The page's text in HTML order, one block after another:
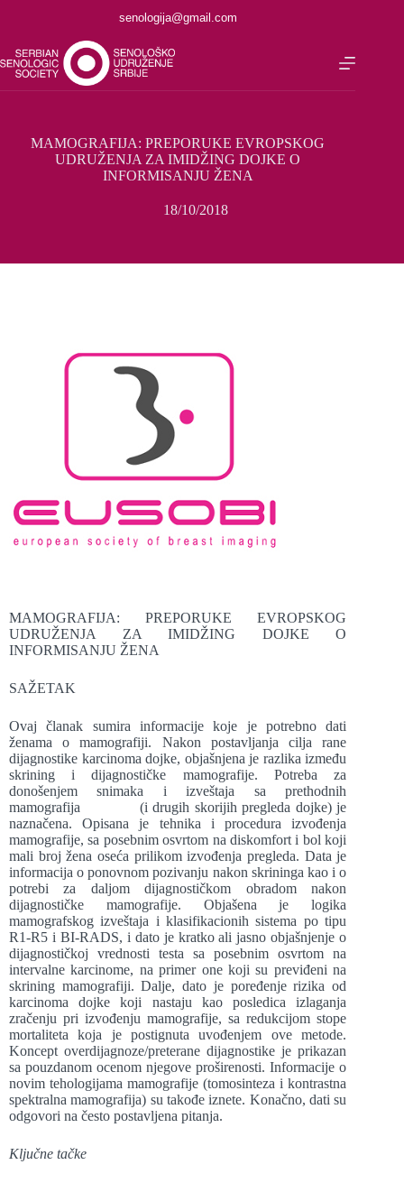
senologija@gmail.com
MAMOGRAFIJA: PREPORUKE EVROPSKOG
UDRUŽENJA ZA IMIDŽING DOJKE O
INFORMISANJU ŽENA
18/10/2018
MAMOGRAFIJA: PREPORUKE EVROPSKOG
UDRUŽENJA ZA IMIDŽING DOJKE O
INFORMISANJU ŽENA
SAŽETAK
Ovaj članak sumira informacije koje je potrebno dati
ženama o mamografiji. Nakon postavljanja cilja rane
dijagnostike karcinoma dojke, objašnjena je razlika između
skrining i dijagnostičke mamografije. Potreba za
donošenjem snimaka i izveštaja sa prethodnih
mamografija (i drugih skorijih pregleda dojke) je
naznačena. Opisana je tehnika i procedura izvođenja
mamografije, sa posebnim osvrtom na diskomfort i bol koji
mali broj žena oseća prilikom izvođenja pregleda. Data je
informacija o ponovnom pozivanju nakon skrininga kao i o
potrebi za daljom dijagnostičkom obradom nakon
dijagnostičke mamografije. Objašena je logika
mamografskog izveštaja i klasifikacionih sistema po tipu
R1-R5 i BI-RADS, i dato je kratko ali jasno objašnjenje o
dijagnostičkoj vrednosti testa sa posebnim osvrtom na
intervalne karcinome, na primer one koji su previđeni na
skrining mamografiji. Dalje, dato je poređenje rizika od
karcinoma dojke koji nastaju kao posledica izlaganja
zračenju pri izvođenju mamografije, sa redukcijom stope
mortaliteta koja je postignuta uvođenjem ove metode.
Koncept overdijagnoze/preterane dijagnostike je prikazan
sa pouzdanom ocenom njegove proširenosti. Informacije o
novim tehologijama mamografije (tomosinteza i kontrastna
spektralna mamografija) su takođe iznete. Konačno, dati su
odgovori na često postavljena pitanja.
Ključne tačke